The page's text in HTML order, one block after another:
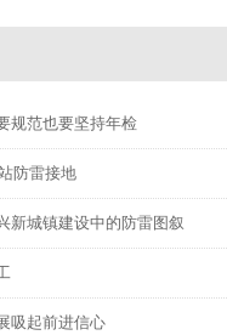
规范也要坚持年检
防雷接地
新城镇建设中的防雷图叙
吸起前进信心